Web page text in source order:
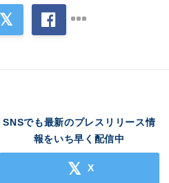
SNSでも最新のプレスリリース情
報をいち早く配信中
X